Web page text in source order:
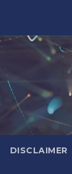
DISCLAIMER